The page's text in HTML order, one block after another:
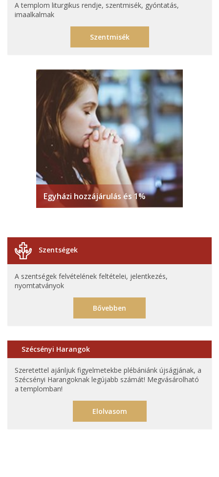
A templom liturgikus rendje, szentmisék, gyóntatás,
imaalkalmak
Szentmisék
Egyházi hozzájárulás és 1%
Szentségek
A szentségek felvételének feltételei, jelentkezés,
nyomtatványok
Bővebben
Szécsényi Harangok
Szeretettel ajánljuk figyelmetekbe plébániánk újságjának, a
Szécsényi Harangoknak legújabb számát! Megvásárolható
a templomban!
Elolvasom